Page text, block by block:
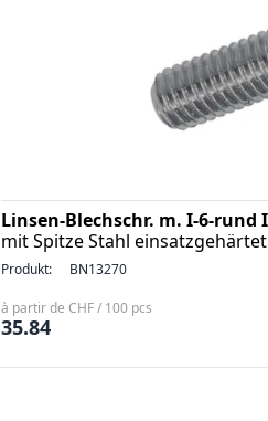
Linsen-Blechschr. m. I-6-rund
mit Spitze Stahl einsatzgehärtet
Produkt: BN13270
à partir de CHF / 100 pcs
35.84